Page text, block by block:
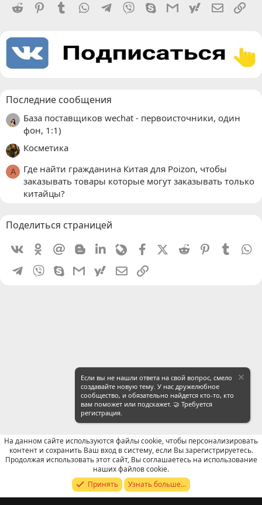
Reddit
PinterestTumblr WhatsAppTelegram
Viber SkypeGmailyahoomail
Последние сообщения
База поставщиков wechat - первоисточники, один
фон, 1:1)
Косметика
A
Где найти гражданина Китая для Poizon, чтобы
заказывать товары которые могут заказывать только
китайцы?
Поделиться страницей
VkontakteOdnoklassniki
Mail.ru BloggerLinkedin
LivejournalFacebookX (Twitter)
Reddit PinterestTumblr
Telegram
Viber SkypeGmailyahoomailЭлектронная почта
Продавцы (контакты) WeChat
Russian (RU)
Если вы не нашли ответа на свой вопрос, смело
создавайте новую тему. У нас дружелюбное
сообщество, и обязательно найдется кто-то, кто
вам поможет или подскажет. 🤝 Требуется
регистрация.
На данном сайте используются файлы cookie, чтобы персонализировать
контент и сохранить Ваш вход в систему, если Вы зарегистрируетесь.
Продолжая использовать этот сайт, Вы соглашаетесь на использование
наших файлов cookie.
Принять
Узнать больше...